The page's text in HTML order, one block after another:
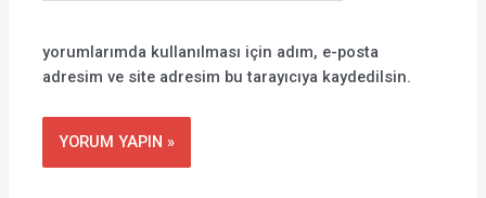
yorumlarımda kullanılması için adım, e-posta
adresim ve site adresim bu tarayıcıya kaydedilsin.